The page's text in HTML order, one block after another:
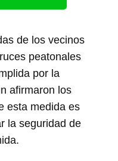
de los vecinos
peatonales
por la
afirmaron los
esta medida es
la seguridad de